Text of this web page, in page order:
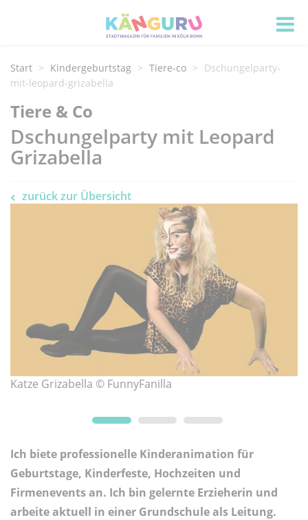
Start Kindergeburtstag Tiere-co
Dschungelparty-
mit-leopard-grizabella
Tiere & Co
Dschungelparty mit Leopard
Grizabella
zurück zur Übersicht
Katze Grizabella © FunnyFanilla
Ich biete professionelle Kinderanimation für
Geburtstage, Kinderfeste, Hochzeiten und
Firmenevents an. Ich bin gelernte Erzieherin und
arbeite aktuell in einer Grundschule als Leitung.